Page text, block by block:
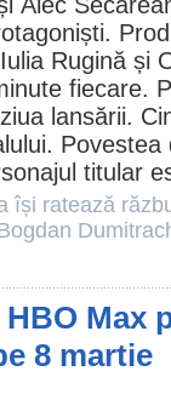
Iulia Rugină și
fiecare.
lansării.
Povestea
titular
își ratează
Max
8 martie